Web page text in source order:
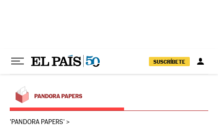
SUSCRÍBETE
'PANDORA PAPERS'